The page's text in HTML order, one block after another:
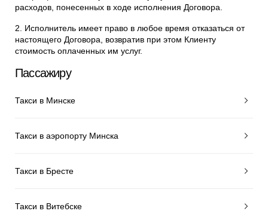
расходов, понесенных в ходе исполнения Договора.
2. Исполнитель имеет право в любое время отказаться от
настоящего Договора, возвратив при этом Клиенту
стоимость оплаченных им услуг.
Пассажиру
Такси в Минске
Такси в аэропорту Минска
Такси в Бресте
Такси в Витебске